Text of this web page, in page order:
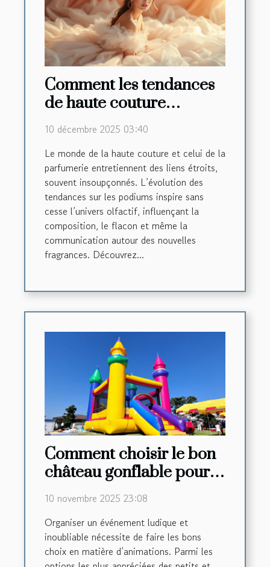
Comment les tendances
de haute couture
influencent-elles les
créations de parfums ?
10 décembre 2025 03:40
Le monde de la haute couture et celui de la
parfumerie entretiennent des liens étroits,
souvent insoupçonnés. L’évolution des
tendances sur les podiums inspire sans
cesse l’univers olfactif, influençant la
composition, le flacon et même la
communication autour des nouvelles
fragrances. Découvrez...
Comment choisir le bon
château gonflable pour
votre événement ?
10 novembre 2025 23:08
Organiser un événement ludique et
inoubliable nécessite de faire les bons
choix en matière d’animations. Parmi les